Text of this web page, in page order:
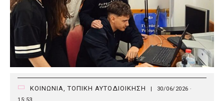
ΚΟΙΝΩΝΙΑ ,ΤΟΠΙΚΗ ΑΥΤΟΔΙΟΙΚΗΣΗ |
30/06/2026 ·
15:53